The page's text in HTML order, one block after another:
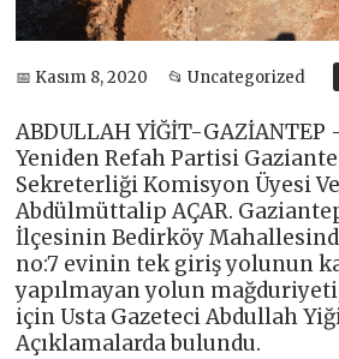
📅 Kasım 8, 2020 📂 Uncategorized
ABDULLAH YİĞİT-GAZİANTEP
Yeniden Refah Partisi
Sekreterliği Komisyon Üyesi
Abdülmüttalip AÇAR.
İlçesinin Bedirköy
no:7 evinin tek giriş yolunun
yapılmayan yolun
için Usta Gazeteci Abdullah
Açıklamalarda bulundu.